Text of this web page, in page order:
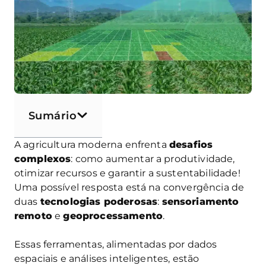
Sumário
A agricultura moderna enfrenta desafios
complexos: como aumentar a produtividade,
otimizar recursos e garantir a sustentabilidade!
Uma possível resposta está na convergência de
duas tecnologias poderosas: sensoriamento
remotoegeoprocessamento.
Essas ferramentas, alimentadas por dados
espaciais e análises inteligentes, estão